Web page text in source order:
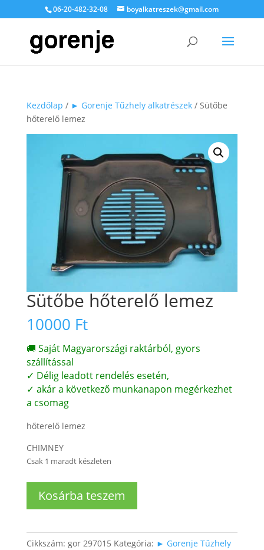
06-20-482-32-08 boyalkatreszek@gmail.com
Kezdőlap / ► Gorenje Tűzhely alkatrészek/ Sütőbe
hőterelő lemez
Sütőbe hőterelő lemez
10000 Ft
🚚 Saját Magyarországi raktárból, gyors
szállítással
✓ Délig leadott rendelés esetén,
✓ akár a következő munkanapon megérkezhet
a csomag
hőterelő lemez
CHIMNEY
Csak 1 maradt készleten
hőterelő
Kosárba teszem
Cikkszám: gor 297015 Kategória: ► Gorenje Tűzhely